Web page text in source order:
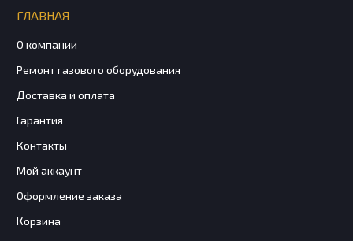
ГЛАВНАЯ
О компании
Ремонт газового оборудования
Доставка и оплата
Гарантия
Контакты
Мой аккаунт
Оформление заказа
Корзина